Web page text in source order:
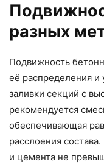
разных
Подвижность
её распределения и
заливки секций с
рекомендуется
обеспечивающая
расслоения
и цемента не